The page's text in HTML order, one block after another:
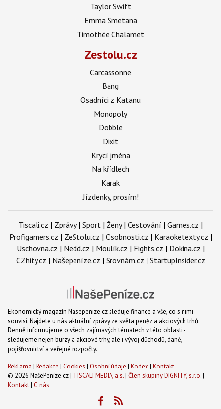
Taylor Swift
Emma Smetana
Timothée Chalamet
Zestolu.cz
Carcassonne
Bang
Osadníci z Katanu
Monopoly
Dobble
Dixit
Krycí jména
Na křídlech
Karak
Jízdenky, prosím!
Tiscali.cz | Zprávy| Sport | Ženy| Cestování | Games.cz |
Profigamers.cz | ZeStolu.cz | Osobnosti.cz | Karaoketexty.cz |
Úschovna.cz | Nedd.cz | Moulík.cz | Fights.cz | Dokina.cz |
CZhity.cz | Našepeníze.cz | Srovnám.cz | StartupInsider.cz
Ekonomický magazín Nasepenize.cz sleduje finance a vše, co s nimi
souvisí. Najdete u nás aktuální zprávy ze světa peněz a akciových trhů.
Denně informujeme o všech zajímavých tématech v této oblasti -
sledujeme nejen burzy a akciové trhy, ale i vývoj důchodů, daně,
pojišťovnictví a veřejné rozpočty.
Reklama | Redakce | Cookies | Osobní údaje | Kodex | Kontakt
© 2026 NašePeníze.cz | TISCALI MEDIA, a.s.| Člen skupiny DIGNITY, s.r.o.|
Kontakt| O nás